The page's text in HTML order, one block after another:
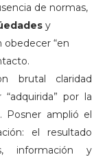
de normas,
y
“en
brutal claridad
por la
Posner amplió el
el resultado
información y